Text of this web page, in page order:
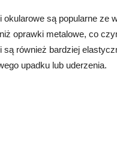
okularowe są popularne ze
oprawki metalowe, co
są również bardziej
upadku lub uderzenia.